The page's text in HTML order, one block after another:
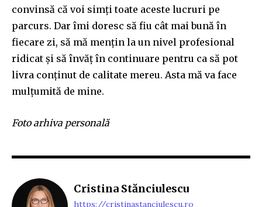
convinsă că voi simți toate aceste lucruri pe
parcurs. Dar îmi doresc să fiu cât mai bună în
fiecare zi, să mă mențin la un nivel profesional
ridicat și să învăț în continuare pentru ca să pot
livra conținut de calitate mereu. Asta mă va face
mulțumită de mine.
Foto arhiva personală
Cristina Stănciulescu
https://cristinastanciulescu.ro